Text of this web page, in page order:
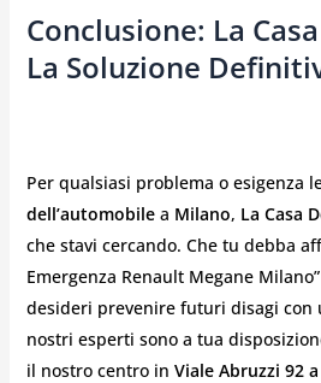
Conclusione: La
La Soluzione
Per qualsiasi problema o esigenza
dell’automobilea Milano, La Casa
che stavi cercando. Che tu debba
Emergenza Renault Megane
desideri prevenire futuri disagi con
nostri esperti sono a tua
il nostro centro in Viale Abruzzi 92